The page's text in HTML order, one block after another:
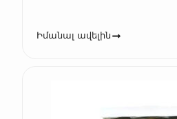
Իմանալ ավելին